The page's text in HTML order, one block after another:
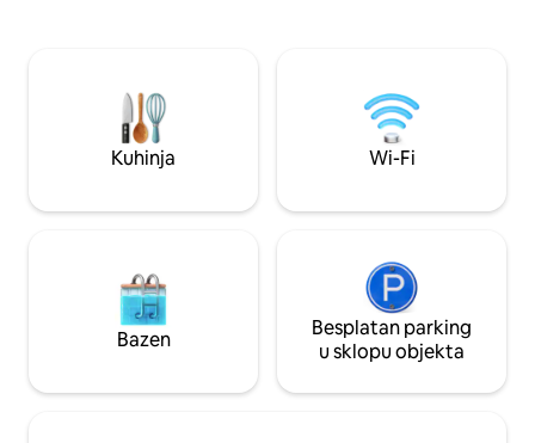
udaljenim samo 1 km. 🚫 Sem dayuse =
more exclusivity and tranquility. 🌿
Doživite ovaj jedinstveni doživljaj!
Rezervirajte odmah.✨
vratarom koji radi
bazenom,
(uz zasebnu
zaštitom.
Kuhinja Wi-Fi
Bazen
Besplatan parking
u sklopu objekta